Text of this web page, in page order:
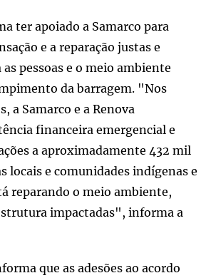
ter apoiado a Samarco para
e a reparação justas e
pessoas e o meio ambiente
da barragem. "Nos
a Samarco e a Renova
financeira emergencial e
a aproximadamente 432 mil
locais e comunidades indígenas e
reparando o meio ambiente,
impactadas", informa a
que as adesões ao acordo